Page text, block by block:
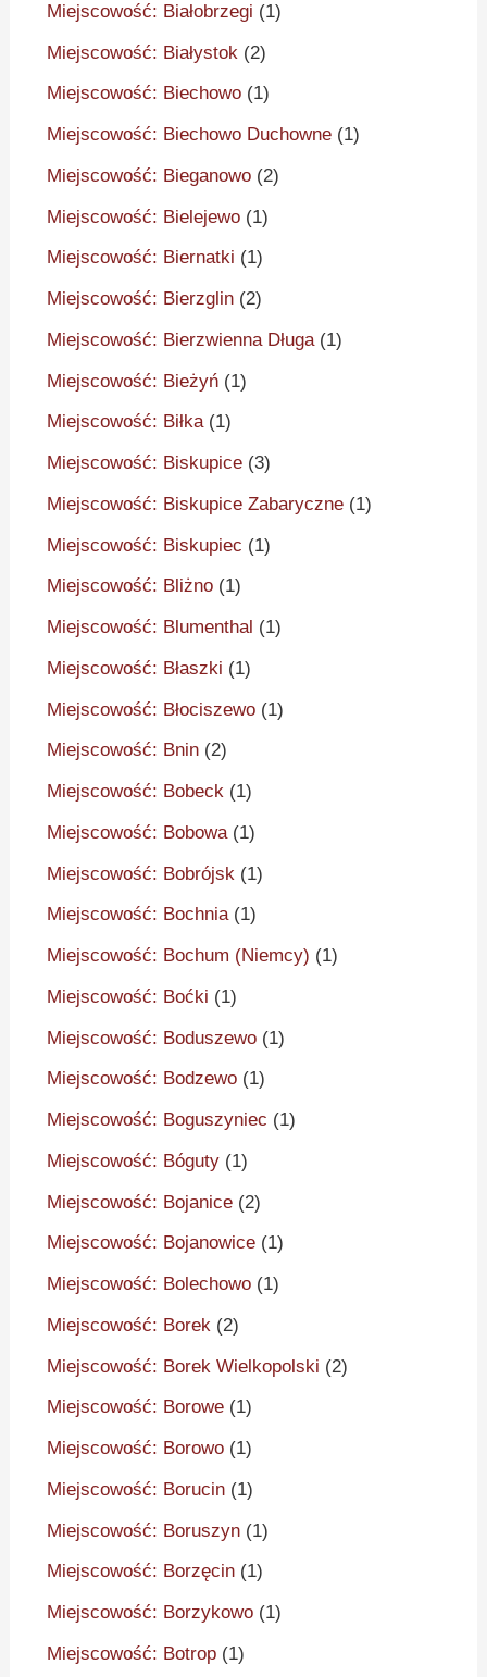
Miejscowość: Białobrzegi (1)
Miejscowość: Białystok (2)
Miejscowość: Biechowo (1)
Miejscowość: Biechowo Duchowne (1)
Miejscowość: Bieganowo (2)
Miejscowość: Bielejewo (1)
Miejscowość: Biernatki (1)
Miejscowość: Bierzglin (2)
Miejscowość: Bierzwienna Długa(1)
Miejscowość: Bieżyń (1)
Miejscowość: Biłka(1)
Miejscowość: Biskupice (3)
Miejscowość: Biskupice Zabaryczne (1)
Miejscowość: Biskupiec (1)
Miejscowość: Bliżno (1)
Miejscowość: Blumenthal (1)
Miejscowość: Błaszki (1)
Miejscowość: Błociszewo (1)
Miejscowość: Bnin (2)
Miejscowość: Bobeck (1)
Miejscowość: Bobowa(1)
Miejscowość: Bobrójsk (1)
Miejscowość: Bochnia(1)
Miejscowość: Bochum (Niemcy) (1)
Miejscowość: Boćki (1)
Miejscowość: Boduszewo (1)
Miejscowość: Bodzewo (1)
Miejscowość: Boguszyniec (1)
Miejscowość: Bóguty (1)
Miejscowość: Bojanice (2)
Miejscowość: Bojanowice (1)
Miejscowość: Bolechowo (1)
Miejscowość: Borek (2)
Miejscowość: Borek Wielkopolski (2)
Miejscowość: Borowe (1)
Miejscowość: Borowo (1)
Miejscowość: Borucin (1)
Miejscowość: Boruszyn (1)
Miejscowość: Borzęcin (1)
Miejscowość: Borzykowo (1)
Miejscowość: Botrop (1)